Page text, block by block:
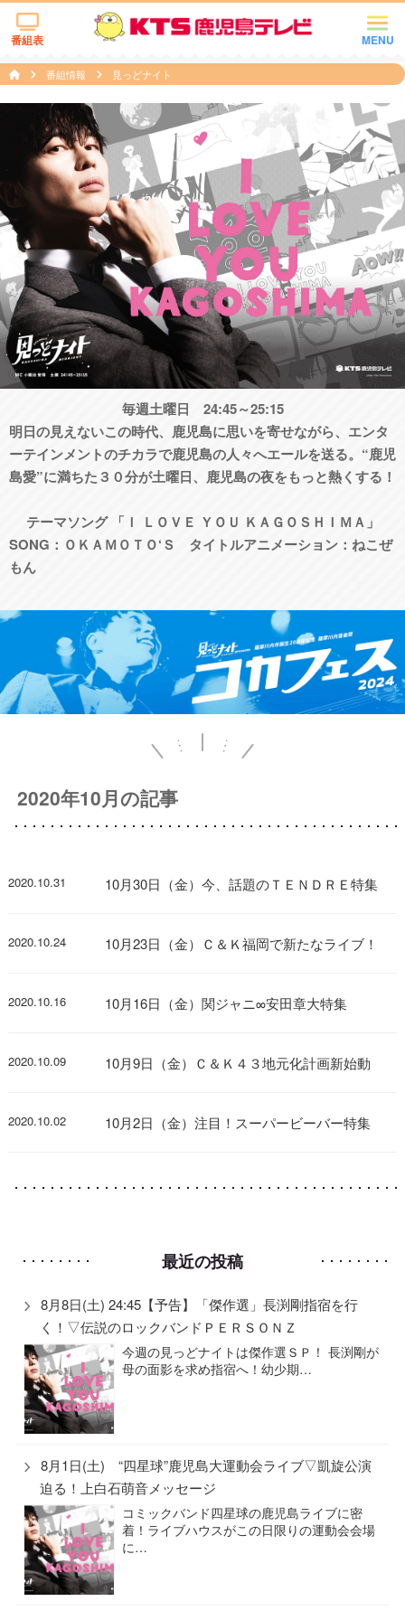
MENU
番組表
番組情報 見っどナイト
毎週土曜日 24:45～25:15
明日の見えないこの時代、鹿児島に思いを寄せながら、エンタ
ーテインメントのチカラで鹿児島の人々へエールを送る。“鹿児
島愛”に満ちた３０分が土曜日、鹿児島の夜をもっと熱くする！
テーマソング 「Ｉ ＬＯＶＥ ＹＯＵ ＫＡＧＯＳＨＩＭＡ」
SONG：ＯＫＡＭＯＴＯ‘Ｓ タイトルアニメーション：ねこぜ
もん
2020年10月の記事
2020.10.31 10月30日（金）今、話題のＴＥＮＤＲＥ特集
2020.10.24 10月23日（金）Ｃ＆Ｋ福岡で新たなライブ！
2020.10.16 10月16日（金）関ジャニ∞安田章大特集
2020.10.09 10月9日（金）Ｃ＆Ｋ４３地元化計画新始動
2020.10.02 10月2日（金）注目！スーパービーバー特集
最近の投稿
8月8日(土) 24:45【予告】「傑作選」長渕剛指宿を行
く！▽伝説のロックバンドＰＥＲＳＯＮＺ
今週の見っどナイトは傑作選ＳＰ！ 長渕剛が
母の面影を求め指宿へ！幼少期…
8月1日(土) “四星球”鹿児島大運動会ライブ▽凱旋公演
迫る！上白石萌音メッセージ
コミックバンド四星球の鹿児島ライブに密
着！ライブハウスがこの日限りの運動会会場
に…